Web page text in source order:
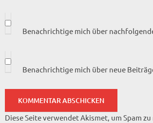
Benachrichtige mich über
Benachrichtige mich über neue
Diese Seite verwendet Akismet, um Spam